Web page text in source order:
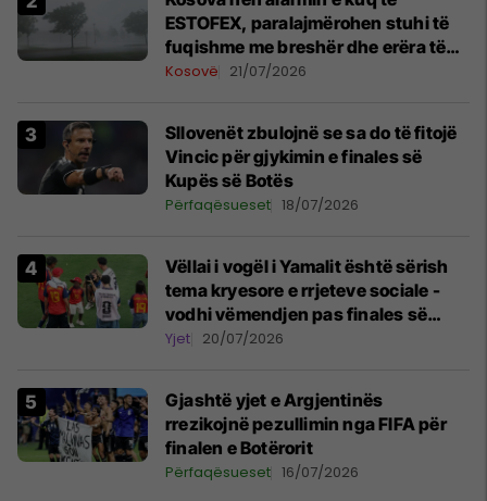
ESTOFEX, paralajmërohen stuhi të
fuqishme me breshër dhe erëra të
forta
Kosovë 21/07/2026
Sllovenët zbulojnë se sa do të fitojë
Vincic për gjykimin e finales së
Kupës së Botës
Përfaqësueset 18/07/2026
Vëllai i vogël i Yamalit është sërish
tema kryesore e rrjeteve sociale -
vodhi vëmendjen pas finales së
Kupës së Botës
Yjet 20/07/2026
Gjashtë yjet e Argjentinës
rrezikojnë pezullimin nga FIFA për
finalen e Botërorit
Përfaqësueset 16/07/2026